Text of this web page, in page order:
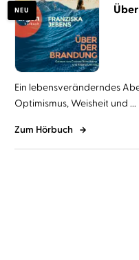
NEU
Ein lebensveränderndes
Optimismus, Weisheit und ...
Zum Hörbuch